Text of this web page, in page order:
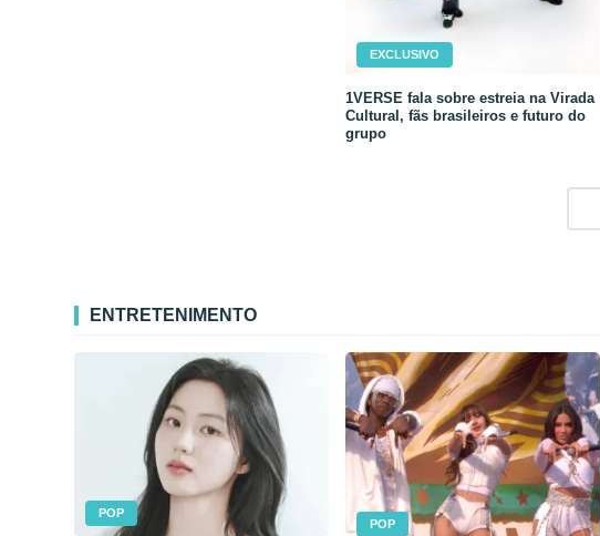
EXCLUSIVO
1VERSE fala sobre estreia na Virada
Cultural, fãs brasileiros e futuro do
grupo
ENTRETENIMENTO
POP
POP